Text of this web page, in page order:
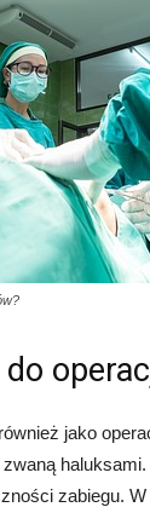
jako
zabiegu.